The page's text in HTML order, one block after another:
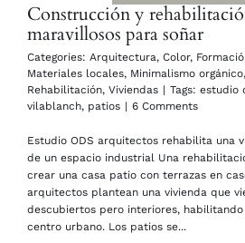
Construcción y
maravillosos para soñar
Categories: Arquitectura, Color,
Materiales locales, Minimalismo orgánico,
Rehabilitación, Viviendas | Tags: estudio
vilablanch, patios | 6 Comments
Estudio ODS arquitectos rehabilita una
de un espacio industrial Una
crear una casa patio con terrazas en
arquitectos plantean una vivienda que
descubiertos pero interiores, habilitando
centro urbano. Los patios se...